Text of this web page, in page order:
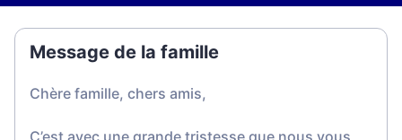
Message de la famille
Chère famille, chers amis,
C’est avec une grande tristesse que nous vous